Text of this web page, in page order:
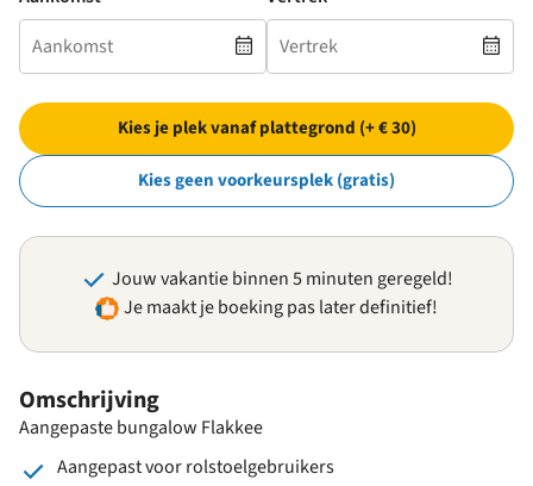
Omschrijving
Aangepaste bungalow Flakkee
Aangepast voor rolstoelgebruikers
Kies je plek vanaf plattegrond (+ € 30)
Kies geen voorkeursplek (gratis)
Jouw vakantie binnen 5 minuten geregeld!
Je maakt je boeking pas later definitief!